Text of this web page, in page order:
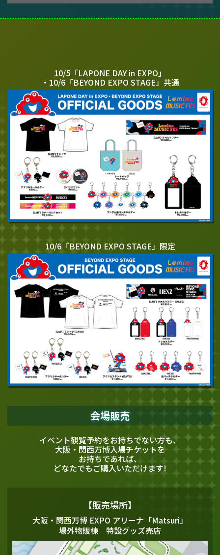
10/5「LAPONE DAY in EXPO」
・10/6「BEYOND EXPO STAGE」共通
10/6「BEYOND EXPO STAGE」限定
会場販売
イベント観覧予約をお持ちでない方も、
大阪・関西万博入場チケットを
お持ちであれば、
どなたでもご購入いただけます!
【販売場所】
大阪・関西万博 EXPO アリーナ「Matsuri」
場外物販棟 特設グッズ売店